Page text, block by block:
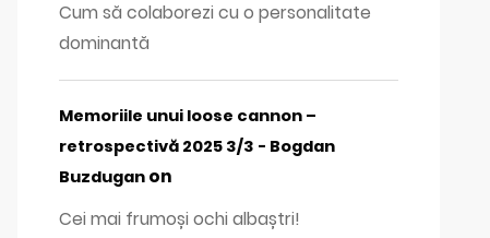
Cum să colaborezi cu o personalitate
dominantă
Memoriile unui loose cannon –
retrospectivă 2025 3/3 - Bogdan
Buzdugan on
Cei mai frumoși ochi albaștri!